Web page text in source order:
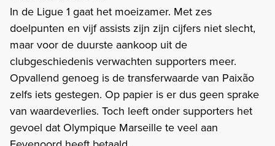
In de Ligue 1 gaat het moeizamer. Met zes
doelpunten en vijf assists zijn zijn cijfers niet slecht,
maar voor de duurste aankoop uit de
clubgeschiedenis verwachten supporters meer.
Opvallend genoeg is de transferwaarde van Paixão
zelfs iets gestegen. Op papier is er dus geen sprake
van waardeverlies. Toch leeft onder supporters het
gevoel dat Olympique Marseille te veel aan